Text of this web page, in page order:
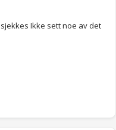
Ikke sett noe av det